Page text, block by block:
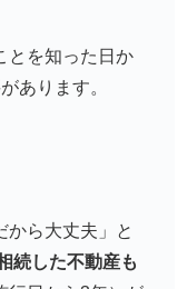
とを知った日か
あります。
から大丈夫」と
続した不動産も